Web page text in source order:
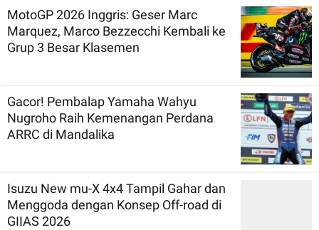
MotoGP 2026 Inggris: Geser Marc
Marquez, Marco Bezzecchi Kembali ke
Grup 3 Besar Klasemen
Gacor! Pembalap Yamaha Wahyu
Nugroho Raih Kemenangan Perdana
ARRC di Mandalika
Isuzu New mu-X 4x4 Tampil Gahar dan
Menggoda dengan Konsep Off-road di
GIIAS 2026